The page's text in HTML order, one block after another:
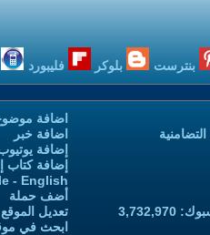
بنترست بلوكر فليبورد
اضافة
اضافة خبر
إضافة
إضافة كتاب
- English
أضف حملة
تعديل
ابحث في